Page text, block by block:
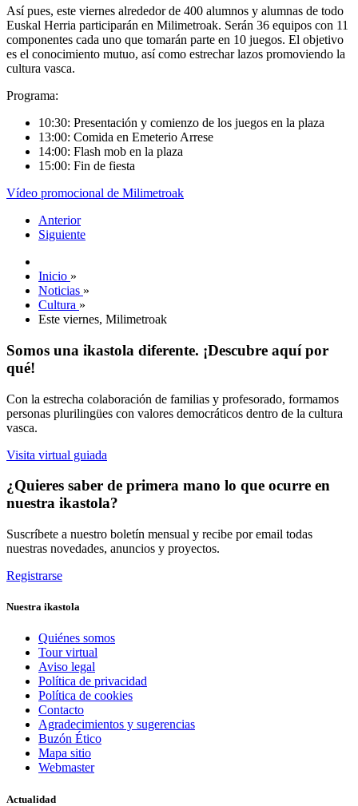
Así pues, este viernes alrededor de 400 alumnos y alumnas de todo
Euskal Herria participarán en Milimetroak. Serán 36 equipos con 11
componentes cada uno que tomarán parte en 10 juegos. El objetivo
es el conocimiento mutuo, así como estrechar lazos promoviendo la
cultura vasca.
Programa:
10:30: Presentación y comienzo de los juegos en la plaza
13:00: Comida en Emeterio Arrese
14:00: Flash mob en la plaza
15:00: Fin de fiesta
Vídeo promocional de Milimetroak
Anterior
Siguiente
Inicio »
Noticias »
Cultura »
Este viernes, Milimetroak
Somos una ikastola diferente. ¡Descubre aquí por
qué!
Con la estrecha colaboración de familias y profesorado, formamos
personas plurilingües con valores democráticos dentro de la cultura
vasca.
Visita virtual guiada
¿Quieres saber de primera mano lo que ocurre en
nuestra ikastola?
Suscríbete a nuestro boletín mensual y recibe por email todas
nuestras novedades, anuncios y proyectos.
Registrarse
Nuestra ikastola
Quiénes somos
Tour virtual
Aviso legal
Política de privacidad
Política de cookies
Contacto
Agradecimientos y sugerencias
Buzón Ético
Mapa sitio
Webmaster
Actualidad